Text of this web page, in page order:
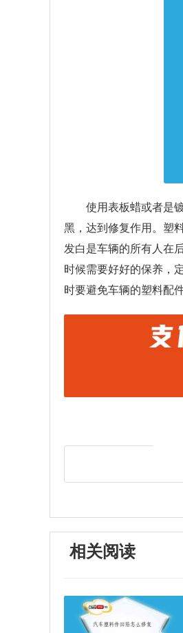
使用表板蜡或者是
黑，达到修复作用。塑
发白是车辆的所有人在
时候需要好好的保养，
时要避免车辆的塑料配
相关阅读